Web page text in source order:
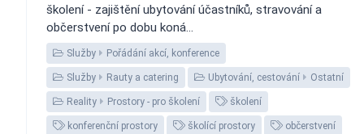
školení - zajištění ubytování účastníků, stravování a
občerstvení po dobu koná...
Služby Pořádání akcí, konference
Služby Rauty a catering Ubytování, cestování Ostatní
Reality Prostory - pro školení školení
konferenční prostory školící prostory občerstvení